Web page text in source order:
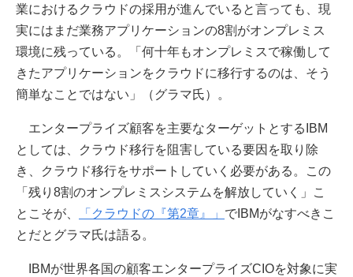
業におけるクラウドの採用が進んでいると言っても、現
実にはまだ業務アプリケーションの8割がオンプレミス
環境に残っている。「何十年もオンプレミスで稼働して
きたアプリケーションをクラウドに移行するのは、そう
簡単なことではない」（グラマ氏）。
エンタープライズ顧客を主要なターゲットとするIBM
としては、クラウド移行を阻害している要因を取り除
き、クラウド移行をサポートしていく必要がある。この
「残り8割のオンプレミスシステムを解放していく」こ
とこそが、
「クラウドの『第2章』」 でIBMがなすべきこ
とだとグラマ氏は語る。
IBMが世界各国の顧客エンタープライズCIOを対象に実